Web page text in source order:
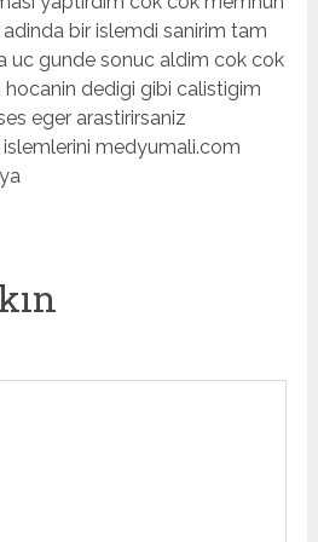
bir islemdi sanirim tam
uc gunde sonuc aldim cok cok
dedigi gibi calistigim
eger arastirirsaniz
medyumali.com